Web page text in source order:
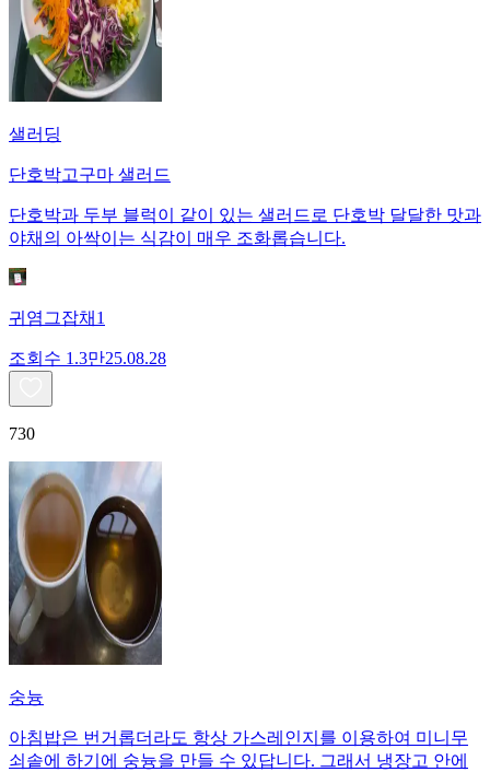
샐러딩
단호박고구마 샐러드
단호박과 두부 블럭이 같이 있는 샐러드로 단호박 달달한 맛과
야채의 아싹이는 식감이 매우 조화롭습니다.
귀염그잡채1
조회수 1.3만25.08.28
730
숭늉
아침밥은 번거롭더라도 항상 가스레인지를 이용하여 미니무
쇠솥에 하기에 숭늉을 만들 수 있답니다. 그래서 냉장고 안에